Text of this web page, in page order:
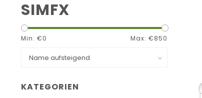
SIMFX
Min: €0 Max: €850
KATEGORIEN